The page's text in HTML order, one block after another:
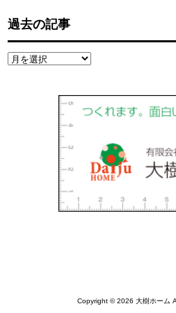
過去の記事
過
Copyright © 2026 大樹ホーム